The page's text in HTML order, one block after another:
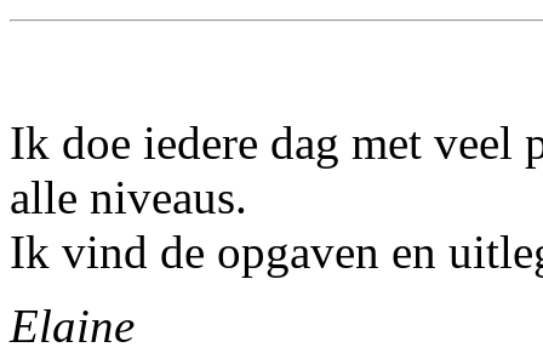
Ik doe iedere dag met veel
alle niveaus.
Ik vind de opgaven en
Elaine